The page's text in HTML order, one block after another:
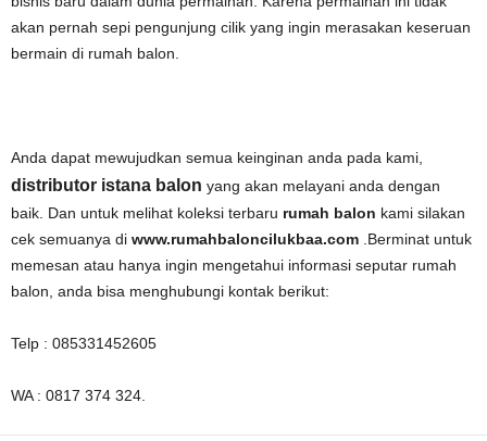
akan pernah sepi pengunjung cilik yang ingin merasakan keseruan
bermain di rumah balon.
Anda dapat mewujudkan semua keinginan anda pada kami,
distributor istana balon yang akan melayani anda dengan
baik. Dan untuk melihat koleksi terbaru rumah balon kami silakan
cek semuanya di www.rumahbaloncilukbaa.com .Berminat untuk
memesan atau hanya ingin mengetahui informasi seputar rumah
balon, anda bisa menghubungi kontak berikut:
Telp : 085331452605
WA : 0817 374 324.